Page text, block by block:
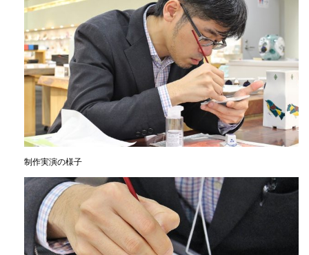
制作実演の様子